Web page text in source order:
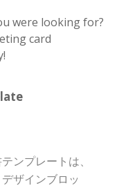
were looking for?
card
ンプレートは、
ザインブロッ